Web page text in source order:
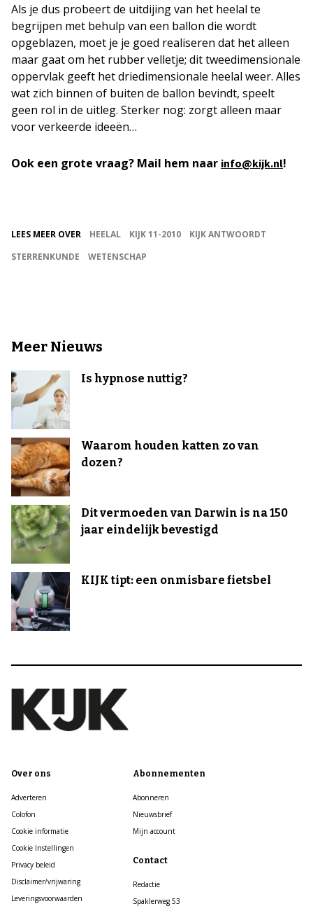
Als je dus probeert de uitdijing van het heelal te
begrijpen met behulp van een ballon die wordt
opgeblazen, moet je je goed realiseren dat het alleen
maar gaat om het rubber velletje; dit tweedimensionale
oppervlak geeft het driedimensionale heelal weer. Alles
wat zich binnen of buiten de ballon bevindt, speelt
geen rol in de uitleg. Sterker nog: zorgt alleen maar
voor verkeerde ideeën…
Ook een grote vraag? Mail hem naar info@kijk.nl!
LEES MEER OVER HEELAL KIJK 11-2010
KIJK ANTWOORDT
STERRENKUNDE
WETENSCHAP
Meer Nieuws
Is hypnose nuttig?
Waarom houden katten zo van
dozen?
Dit vermoeden van Darwin is na 150
jaar eindelijk bevestigd
KIJK tipt: een onmisbare fietsbel
Over ons
Adverteren
Colofon
Cookie informatie
Cookie Instellingen
Privacy beleid
Disclaimer/vrijwaring
Leveringsvoorwaarden
Abonnementen
Abonneren
Nieuwsbrief
Mijn account
Contact
Redactie
Spaklerweg 53